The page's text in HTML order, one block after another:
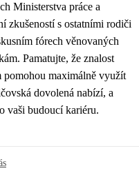
Ministerstva práce a
zkušeností s ostatními rodiči
fórech věnovaných
Pamatujte, že znalost
pomohou maximálně využít
dovolená nabízí, a
vaši budoucí kariéru.